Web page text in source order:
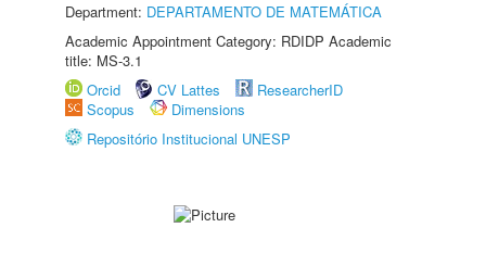
Department: DEPARTAMENTO DE MATEMÁTICA
Academic Appointment Category: RDIDP Academic
title: MS-3.1
Orcid
CV Lattes
ResearcherID
Scopus
Dimensions
Repositório Institucional UNESP